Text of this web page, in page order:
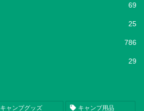
69
25
786
29
キャンプグッズ キャンプ用品